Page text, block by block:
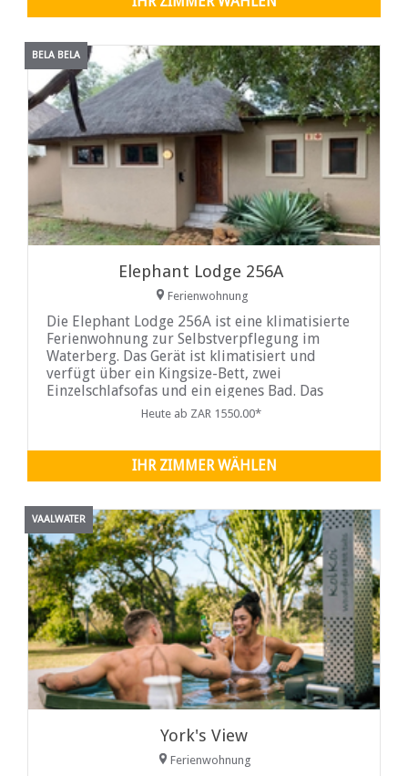
BELA BELA
Elephant Lodge 256A
Ferienwohnung
Die Elephant Lodge 256A ist eine klimatisierte
Ferienwohnung zur Selbstverpflegung im
Waterberg. Das Gerät ist klimatisiert und
verfügt über ein Kingsize-Bett, zwei
Einzelschlafsofas und ein eigenes Bad. Das
Wohnzimmer verfügt über Sat-TV und einen
Heute ab ZAR 1550.00*
IHR ZIMMER WÄHLEN
VAALWATER
York's View
Ferienwohnung